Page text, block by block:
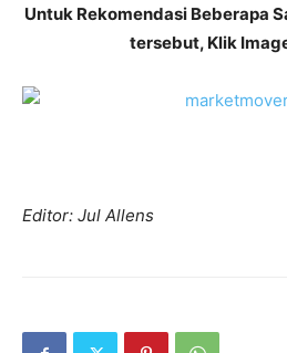
Untuk Rekomendasi Beberapa
tersebut, Klik
Editor: Jul Allens